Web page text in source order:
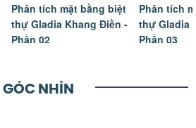
Phân tích mặt bằng biệt
thự Gladia Khang Điền -
Phần 02
Phân tích
thự Gladia
Phần 03
GÓC NHÌN